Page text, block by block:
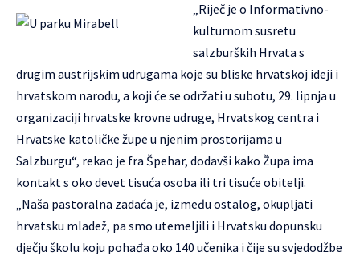
„Riječ je o Informativno-
kulturnom susretu
salzburških Hrvata s
drugim austrijskim udrugama koje su bliske hrvatskoj ideji i
hrvatskom narodu, a koji će se održati u subotu, 29. lipnja u
organizaciji hrvatske krovne udruge, Hrvatskog centra i
Hrvatske katoličke župe u njenim prostorijama u
Salzburgu“, rekao je fra Špehar, dodavši kako Župa ima
kontakt s oko devet tisuća osoba ili tri tisuće obitelji.
„Naša pastoralna zadaća je, između ostalog, okupljati
hrvatsku mladež, pa smo utemeljili i Hrvatsku dopunsku
dječju školu koju pohađa oko 140 učenika i čije su svjedodžbe